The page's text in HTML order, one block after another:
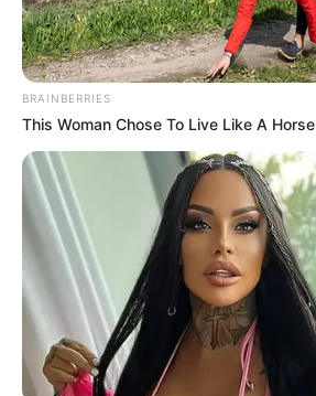
BRAINBERRIES
This Woman Chose To Live Like A Horse